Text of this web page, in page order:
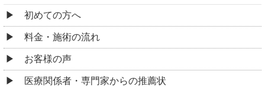
初めての方へ
料金・施術の流れ
お客様の声
医療関係者・専門家からの推薦状